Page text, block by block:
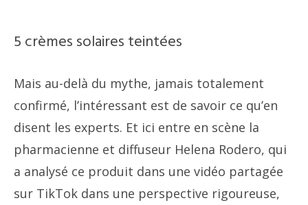
5 crèmes solaires teintées
Mais au-delà du mythe, jamais totalement
confirmé, l’intéressant est de savoir ce qu’en
disent les experts. Et ici entre en scène la
pharmacienne et diffuseur Helena Rodero, qui
a analysé ce produit dans une vidéo partagée
sur TikTok dans une perspective rigoureuse,